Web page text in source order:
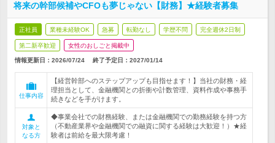
将来の幹部候補やCFOも夢じゃない【財務】★経験者募集
正社員 業種未経験OK 急募 転勤なし 学歴不問 完全週休2日制
第二新卒歓迎 女性のおしごと掲載中
情報更新日：2026/07/24 終了予定日： 2027/01/14
仕事内容
【経営幹部へのステップアップも目指せます！】当社の財務・経
理担当として、金融機関との折衝や計数管理、資料作成や事務手
続きなどを手がけます。
対象と
なる方
◆事業会社での財務経験、または金融機関での勤務経験を持つ方
（不動産業界や金融機関での融資に関する経験は大歓迎！）★経
験者は前給を最大限考慮！